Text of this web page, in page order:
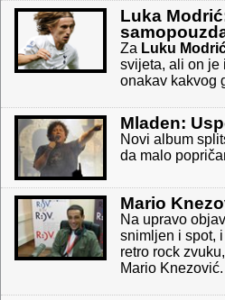
Luka
Za Luku
svijeta, ali on je
onakav kakvog
Mladen:
Novi album
da malo
Mario
Na upravo
snimljen i spot,
retro rock
Mario Knezović.